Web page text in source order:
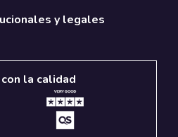
y legales
la calidad